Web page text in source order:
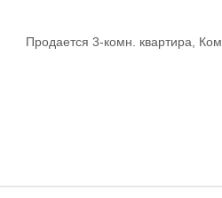
Продается 3-комн. квартира,